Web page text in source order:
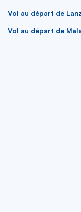
Vol au départ de
Vol au départ de